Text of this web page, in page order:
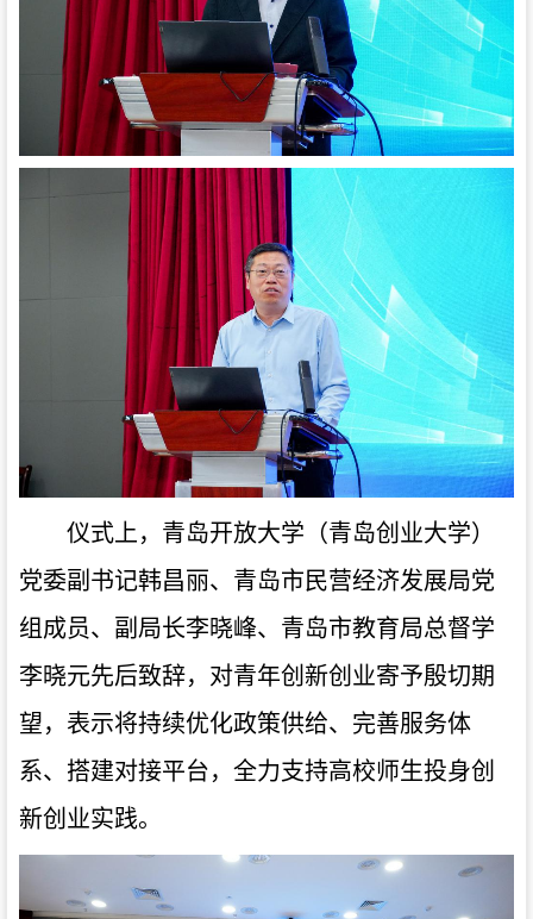
仪式上，青岛开放大学（青岛创业大学）
党委副书记韩昌丽、青岛市民营经济发展局党
组成员、副局长李晓峰、青岛市教育局总督学
李晓元先后致辞，对青年创新创业寄予殷切期
望，表示将持续优化政策供给、完善服务体
系、搭建对接平台，全力支持高校师生投身创
新创业实践。